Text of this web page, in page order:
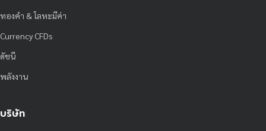
ทองคำ & โลหะมีค่า
Currency CFDs
ดัชนี
พลังงาน
บริษัท